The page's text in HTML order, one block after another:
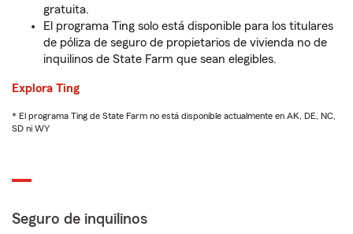
gratuita.
El programa Ting solo está disponible para los titulares
de póliza de seguro de propietarios de vivienda no de
inquilinos de State Farm que sean elegibles.
Explora Ting
* El programa Ting de State Farm no está disponible actualmente en AK, DE, NC,
SD ni WY
Seguro de inquilinos